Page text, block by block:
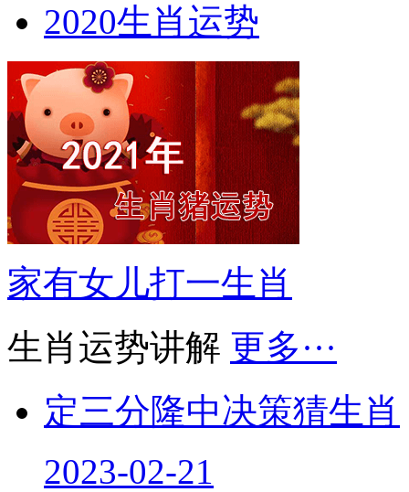
2020生肖运势
家有女儿打一生肖
生肖运势讲解 更多···
定三分隆中决策猜生肖
2023-02-21